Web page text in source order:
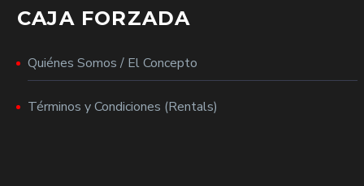
CAJA FORZADA
Quiénes Somos / El Concepto
Términos y Condiciones (Rentals)